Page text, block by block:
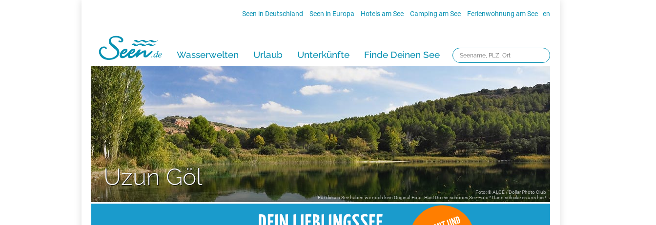
Seen in Deutschland Seen in Europa Hotels am See Camping am See Ferienwohnung am See en
Wasserwelten Urlaub Unterkünfte Finde Deinen See
Uzun Göl
Foto: © ALCE / Dollar Photo Club
Für diesen See haben wir noch kein Original-Foto. Hast Du ein schönes See-Foto? Dann schicke es uns hier!